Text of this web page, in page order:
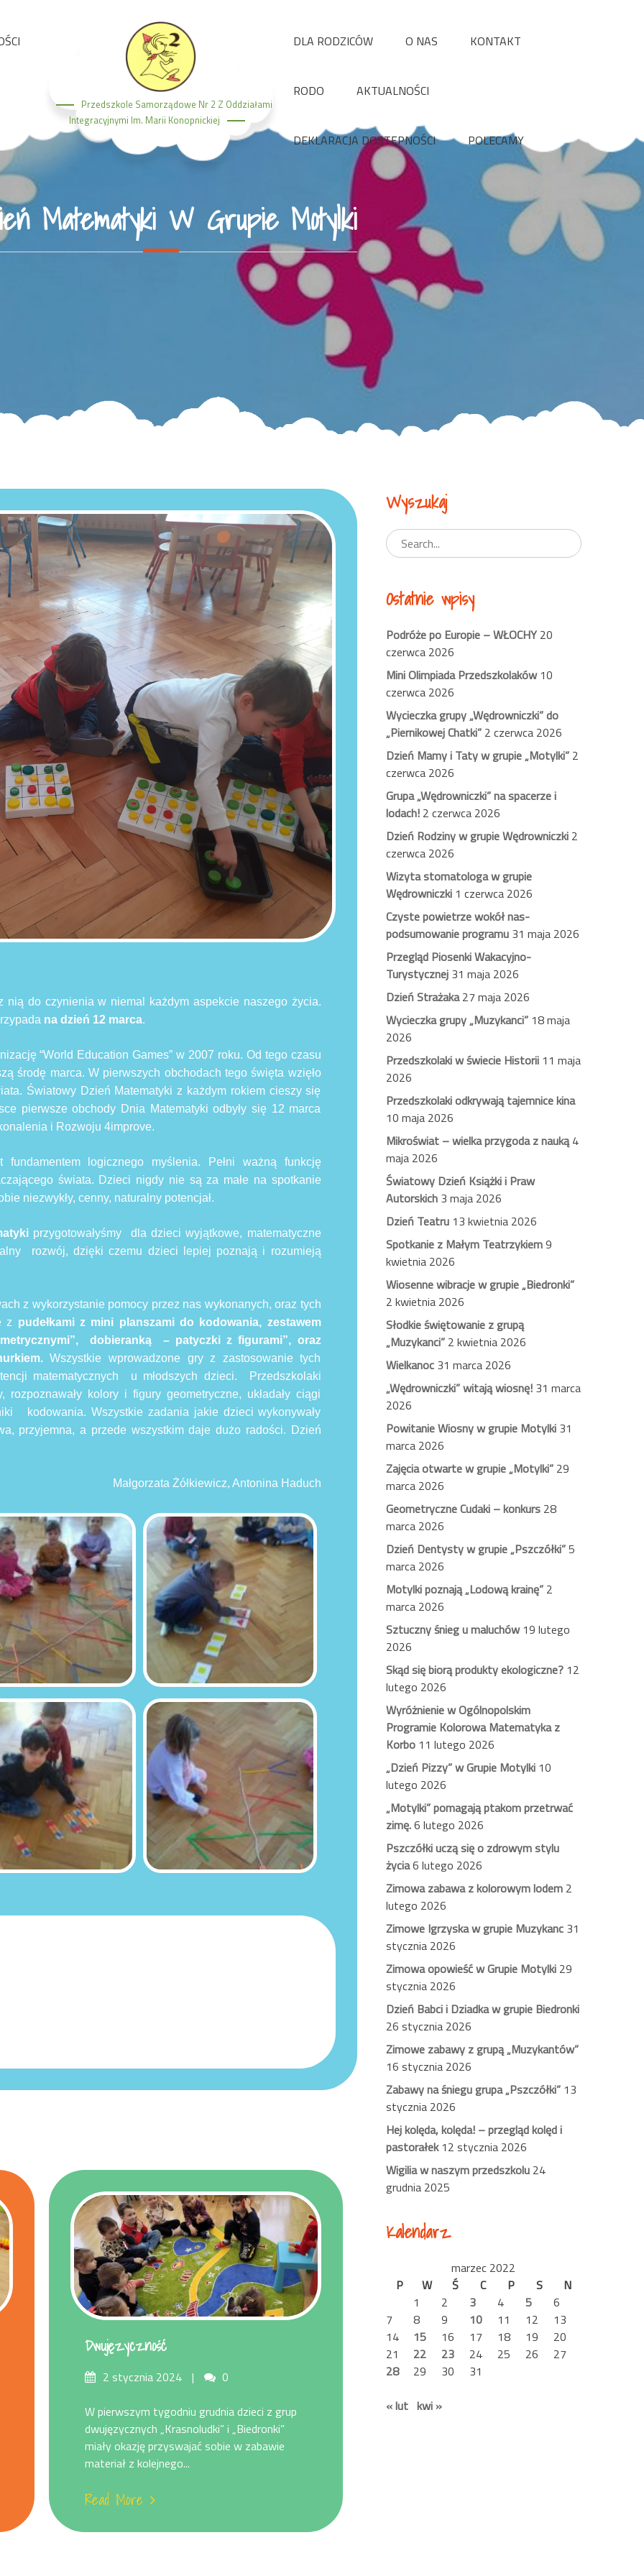
Przedszkole Samorządowe Nr 2 Z Oddziałami
Integracyjnymi Im. Marii Konopnickiej
DLA RODZICÓW O NAS KONTAKT
RODO AKTUALNOŚCI
DEKLARACJA DOSTĘPNOŚCI POLECAMY
Matematyki W Grupie Motylki
nią do czynienia w niemal każdym aspekcie naszego życia.
na dzień 12 marca.
“World Education Games” w 2007 roku. Od tego czasu
środę marca. W pierwszych obchodach tego święta wzięło
Światowy Dzień Matematyki z każdym rokiem cieszy się
pierwsze obchody Dnia Matematyki odbyły się 12 marca
i Rozwoju 4improve.
logicznego myślenia. Pełni ważną funkcję
świata. Dzieci nigdy nie są za małe na spotkanie
niezwykły, cenny, naturalny potencjał.
przygotowałyśmy dla dzieci wyjątkowe, matematyczne
rozwój, dzięki czemu dzieci lepiej poznają i rozumieją
z wykorzystanie pomocy przez nas wykonanych, oraz tych
z pudełkami z mini planszami do kodowania, zestawem
dobieranką – patyczki z figurami”, oraz
Wszystkie wprowadzone gry z zastosowanie tych
matematycznych u młodszych dzieci. Przedszkolaki
rozpoznawały kolory i figury geometryczne, układały ciągi
kodowania. Wszystkie zadania jakie dzieci wykonywały
przyjemna, a przede wszystkim daje dużo radości. Dzień
Małgorzata Żółkiewicz, Antonina Haduch
Dwujęzyczność
Posted2 stycznia 2024 Comments
0
W pierwszym tygodniu grudnia dzieci z grup
dwujęzycznych „Krasnoludki” i „Biedronki”
miały okazję przyswajać sobie w zabawie
materiał z kolejnego...
Read More
Wyszukaj
Ostatnie wpisy
Podróże po Europie – WŁOCHY 20
czerwca 2026
Mini Olimpiada Przedszkolaków 10
czerwca 2026
Wycieczka grupy „Wędrowniczki” do
„Piernikowej Chatki” 2 czerwca 2026
Dzień Mamy i Taty w grupie „Motylki” 2
czerwca 2026
Grupa „Wędrowniczki” na spacerze i
lodach! 2 czerwca 2026
Dzień Rodziny w grupie Wędrowniczki 2
czerwca 2026
Wizyta stomatologa w grupie
Wędrowniczki 1 czerwca 2026
Czyste powietrze wokół nas-
podsumowanie programu 31 maja 2026
Przegląd Piosenki Wakacyjno-
Turystycznej 31 maja 2026
Dzień Strażaka 27 maja 2026
Wycieczka grupy „Muzykanci” 18 maja
2026
Przedszkolaki w świecie Historii 11 maja
2026
Przedszkolaki odkrywają tajemnice kina
10 maja 2026
Mikroświat – wielka przygoda z nauką 4
maja 2026
Światowy Dzień Książki i Praw
Autorskich 3 maja 2026
Dzień Teatru 13 kwietnia 2026
Spotkanie z Małym Teatrzykiem9
kwietnia 2026
Wiosenne wibracje w grupie „Biedronki”
2 kwietnia 2026
Słodkie świętowanie z grupą
„Muzykanci” 2 kwietnia 2026
Wielkanoc 31 marca 2026
„Wędrowniczki” witają wiosnę! 31 marca
2026
Powitanie Wiosny w grupie Motylki 31
marca 2026
Zajęcia otwarte w grupie „Motylki” 29
marca 2026
Geometryczne Cudaki – konkurs 28
marca 2026
Dzień Dentysty w grupie „Pszczółki”5
marca 2026
Motylki poznają „Lodową krainę” 2
marca 2026
Sztuczny śnieg u maluchów 19 lutego
2026
Skąd się biorą produkty ekologiczne? 12
lutego 2026
Wyróżnienie w Ogólnopolskim
Programie Kolorowa Matematyka z
Korbo 11 lutego 2026
„Dzień Pizzy” w Grupie Motylki 10
lutego 2026
„Motylki” pomagają ptakom przetrwać
zimę.6 lutego 2026
Pszczółki uczą się o zdrowym stylu
życia6 lutego 2026
Zimowa zabawa z kolorowym lodem 2
lutego 2026
Zimowe Igrzyska w grupie Muzykanc 31
stycznia 2026
Zimowa opowieść w Grupie Motylki 29
stycznia 2026
Dzień Babci i Dziadka w grupie Biedronki
26 stycznia 2026
Zimowe zabawy z grupą „Muzykantów”
16 stycznia 2026
Zabawy na śniegu grupa „Pszczółki” 13
stycznia 2026
Hej kolęda, kolęda! – przegląd kolęd i
pastorałek 12 stycznia 2026
Wigilia w naszym przedszkolu 24
grudnia 2025
Kalendarz
marzec 2022
P
W Ś C P S
N
1
2 3 4 5
6
7
8 9 10 11 12
13
14
15 16 17 18 19
20
21
22 23 24 25 26
27
28
29 30
31
« lut kwi »